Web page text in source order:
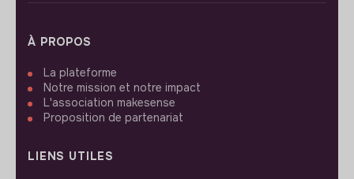
À PROPOS
La plateforme
Notre mission et notre impact
L'association makesense
Proposition de partenariat
LIENS UTILES